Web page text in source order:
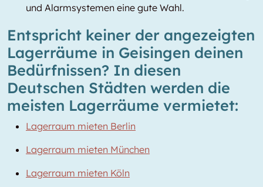
und Alarmsystemen eine gute Wahl.
Entspricht keiner der angezeigten
Lagerräume in Geisingen deinen
Bedürfnissen? In diesen
Deutschen Städten werden die
meisten Lagerräume vermietet:
Lagerraum mieten Berlin
Lagerraum mieten München
Lagerraum mieten Köln